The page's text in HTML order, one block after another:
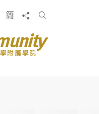
簡 分享
搜